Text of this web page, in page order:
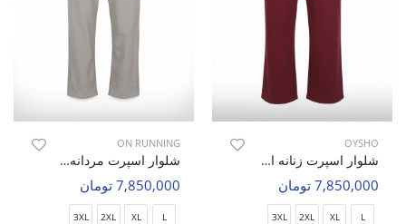
OYSHO
شلوار اسپرت زنانه اویشو Free Motion W
7,850,000 تومان
L
XL
2XL
3XL
ON RUNNING
شلوار اسپرت مردانه آن رانینگ Easy Flex M
7,850,000 تومان
L
XL
2XL
3XL